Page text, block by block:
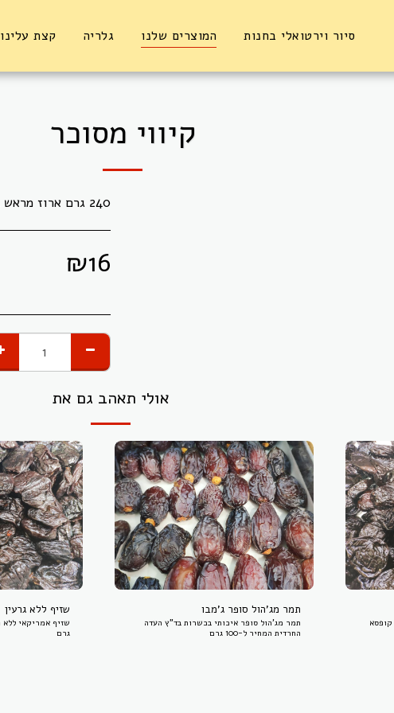
סיור וירטואלי בחנות המוצרים שלנו גלריה קצת עלינו
קיווי מסוכר
240 גרם ארוז מראש בקופסא
₪16
אולי תאהב גם את
סוכר המחיר קופסא
תמר מג'הול סופר ג'מבו
תמר מג'הול סופר איכותי בכשרות בד"ץ העדה
החרדית המחיר ל-100 גרם
שזיף ללא גרעין
גרם